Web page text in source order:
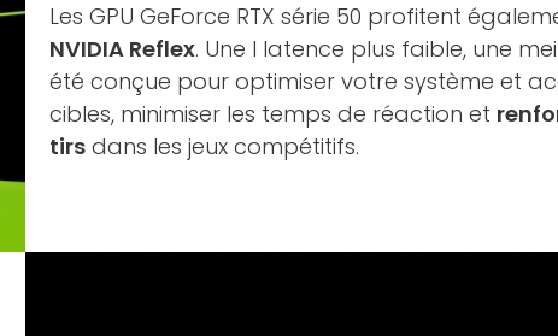
Les GPU GeForce RTX série 50 profitent
NVIDIA Reflex. Une l latence plus faible, une
été conçue pour optimiser votre système et
cibles, minimiser les temps de réaction et
tirs dans les jeux compétitifs.